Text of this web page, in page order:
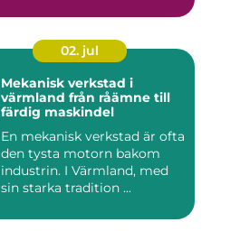
02. jul
Mekanisk verkstad i
värmland från råämne till
färdig maskindel
En mekanisk verkstad är ofta
den tysta motorn bakom
industrin. I Värmland, med
sin starka tradition ...